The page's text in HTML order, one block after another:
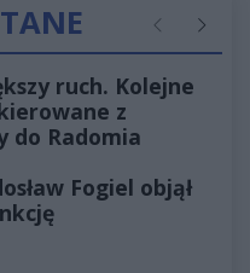
Poprzednie
ruch. Kolejne
z
do Radomia
Fogiel objął